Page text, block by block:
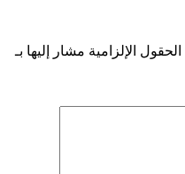
الحقول الإلزامية مشار إليها بـ